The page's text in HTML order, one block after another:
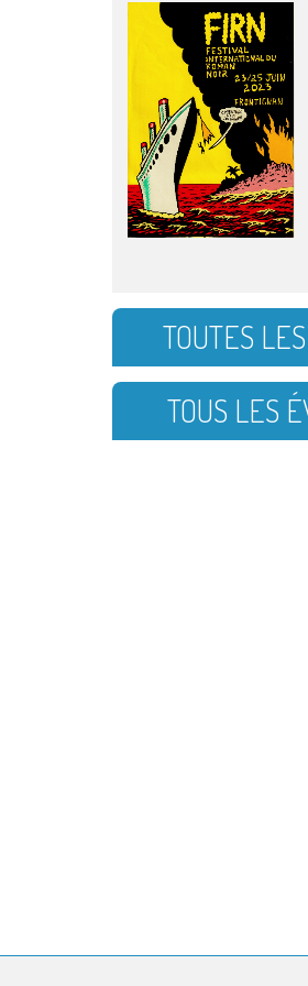
TOUTES
TOUS LES